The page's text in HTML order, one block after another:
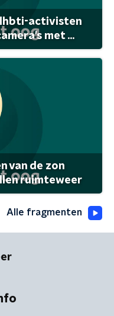
activisten
met ...
van de zon
ruimteweer
Alle fragmenten